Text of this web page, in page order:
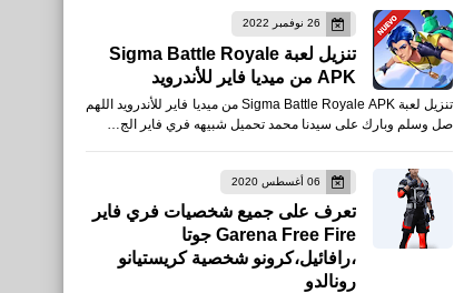
26 نوفمبر 2022
تنزيل لعبة Sigma Battle Royale
APK من ميديا فاير للأندرويد
تنزيل لعبة Sigma Battle Royale APK من ميديا فاير للأندرويد اللهم
صل وسلم وبارك على سيدنا محمد تحميل شبيهه فري فاير الج…
06 أغسطس 2020
تعرف على جميع شخصيات فري فاير
Garena Free Fire جوتا
،رافائيل،كرونو شخصية كريستيانو
رونالدو
امساكية رمضان 2021
جمهورية مصر العربية